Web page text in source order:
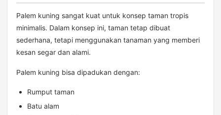
Palem kuning sangat kuat untuk konsep taman tropis
minimalis. Dalam konsep ini, taman tetap dibuat
sederhana, tetapi menggunakan tanaman yang memberi
kesan segar dan alami.
Palem kuning bisa dipadukan dengan:
Rumput taman
Batu alam